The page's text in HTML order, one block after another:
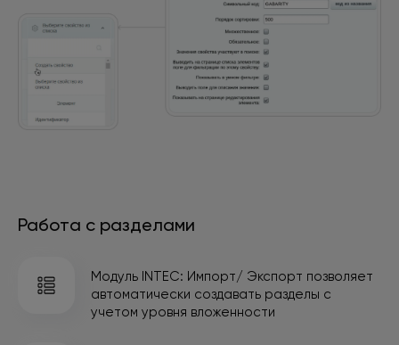
Работа с разделами
Модуль INTEC: Импорт/ Экспорт позволяет
автоматически создавать разделы с
учетом уровня вложенности